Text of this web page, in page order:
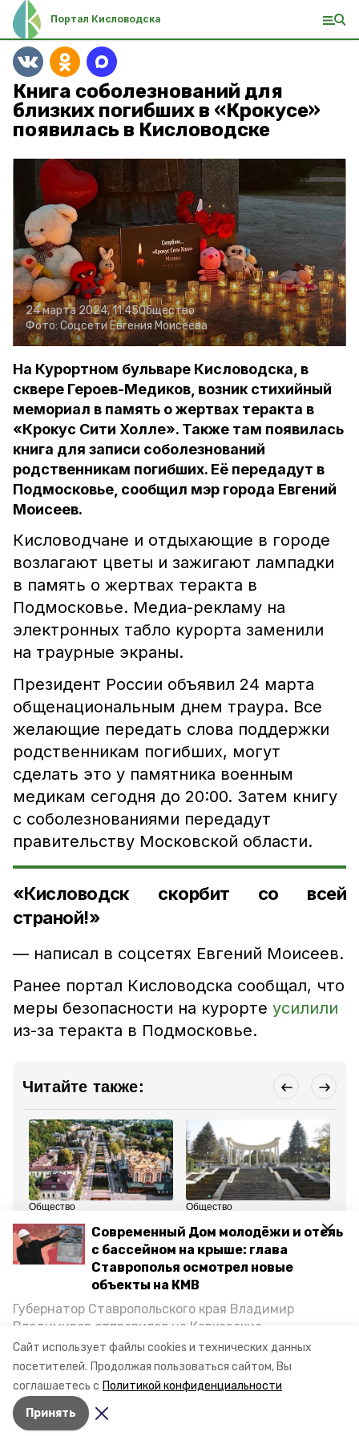
Сайт использует файлы cookies и технических данных
посетителей. Продолжая пользоваться сайтом, Вы
соглашаетесь с Политикой конфиденциальности
Принять
Современный Дом молодёжи и отель
с бассейном на крыше: глава
Ставрополья осмотрел новые
объекты на КМВ
Губернатор Ставропольского края Владимир
Владимиров отправился на Кавказские
Минеральные Воды, чтобы проинспектировать
строительство объектов в Кисловодске и
Минводах, а также выслушать предложения о
постройке новых точек притяжения для местных
жителей. Подробнее — в материале «Победы26».
Портал Кисловодска
Книга соболезнований для
близких погибших в «Крокусе»
появилась в Кисловодске
24 марта 2024, 11:45Общество
Фото: Соцсети Евгения Моисеева
На Курортном бульваре Кисловодска, в
сквере Героев-Медиков, возник стихийный
мемориал в память о жертвах теракта в
«Крокус Сити Холле». Также там появилась
книга для записи соболезнований
родственникам погибших. Её передадут в
Подмосковье, сообщил мэр города Евгений
Моисеев.
Кисловодчане и отдыхающие в городе
возлагают цветы и зажигают лампадки
в память о жертвах теракта в
Подмосковье. Медиа-рекламу на
электронных табло курорта заменили
на траурные экраны.
Президент России объявил 24 марта
общенациональным днем траура. Все
желающие передать слова поддержки
родственникам погибших, могут
сделать это у памятника военным
медикам сегодня до 20:00. Затем книгу
с соболезнованиями передадут
правительству Московской области.
«Кисловодск скорбит со всей
страной!»
— написал в соцсетях Евгений Моисеев.
Ранее портал Кисловодска сообщал, что
меры безопасности на курорте усилили
из-за теракта в Подмосковье.
Читайте также:
Общество
20 марта 2024, 15:54
Кисловодск вошел в топ
рейтинга экономичной
аренды на майские
Общество
После реконструкции
откроют один из
исторических
санаториев в
Кисловодске
Все новости
ставропольский край кисловодск
Авторы: Елизавета Боброва